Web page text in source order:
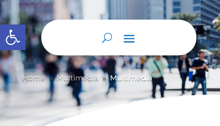
Abrir barra de herramientas
Home 9 Multimedia 9 Multimedia